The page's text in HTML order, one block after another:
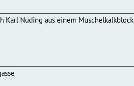
Karl Nuding aus einem Muschelkalkblock